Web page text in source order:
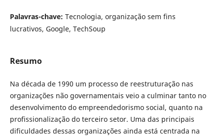
Palavras-chave: Tecnologia, organização sem fins
lucrativos, Google, TechSoup
Resumo
Na década de 1990 um processo de reestruturação nas
organizações não governamentais veio a culminar tanto no
desenvolvimento do empreendedorismo social, quanto na
profissionalização do terceiro setor. Uma das principais
dificuldades dessas organizações ainda está centrada na